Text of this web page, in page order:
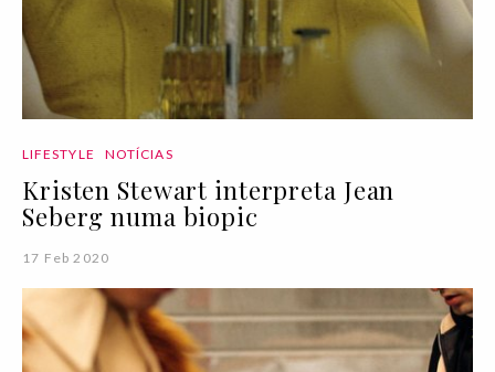
LIFESTYLE NOTÍCIAS
Kristen Stewart interpreta Jean
Seberg numa biopic
17 Feb 2020